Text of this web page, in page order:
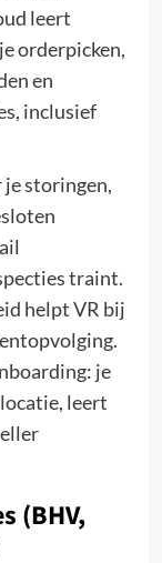
leert
orderpicken,
en
inclusief
je storingen,
traint.
helpt VR bij
je
leert
(BHV,